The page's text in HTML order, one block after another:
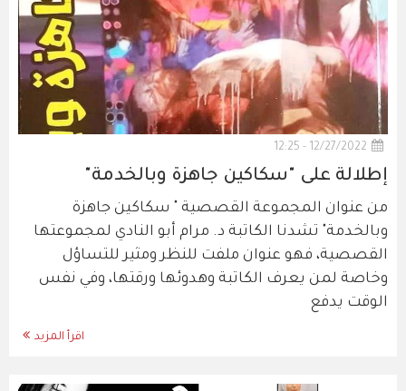
12/27/2022 - 12:25
إطلالة على "سكاكين جاهزة وبالخدمة"
من عنوان المجموعة القصصية " سكاكين جاهزة
وبالخدمة" تشدنا الكاتبة د. مرام أبو النادي لمجموعتها
القصصية، فهو عنوان ملفت للنظر ومثير للتساؤل
وخاصة لمن يعرف الكاتبة وهدوئها ورقتها، وفي نفس
الوقت يدفع
اقرأ المزيد